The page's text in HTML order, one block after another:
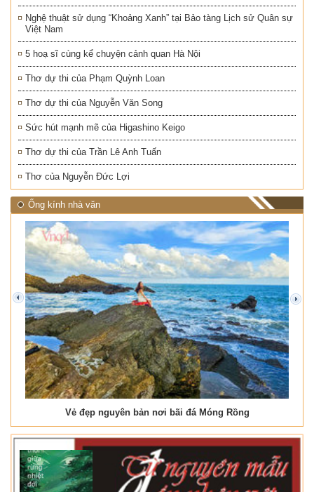
Nghệ thuật sử dụng “Khoảng Xanh” tại Bảo tàng Lịch sử Quân sự
Việt Nam
5 hoạ sĩ cùng kể chuyện cảnh quan Hà Nội
Thơ dự thi của Phạm Quỳnh Loan
Thơ dự thi của Nguyễn Văn Song
Sức hút mạnh mẽ của Higashino Keigo
Thơ dự thi của Trần Lê Anh Tuấn
Thơ của Nguyễn Đức Lợi
Ống kính nhà văn
Vẻ đẹp nguyên bản nơi bãi đá Móng Rồng
prev next